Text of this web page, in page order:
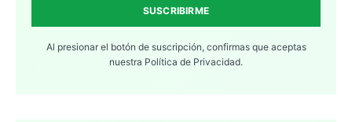
SUSCRIBIRME
Al presionar el botón de suscripción, confirmas que aceptas
nuestra Política de Privacidad.